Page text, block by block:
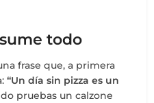
todo
frase que, a primera
“Un día sin pizza es un
pruebas un calzone